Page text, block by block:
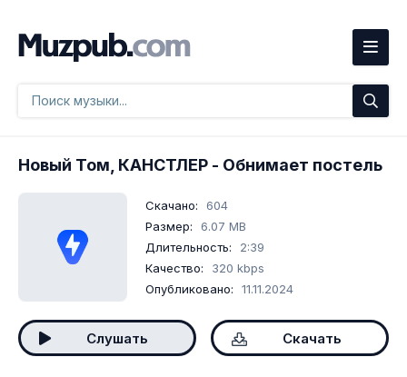
Новый Том, КАНСТЛЕР - Обнимает постель
Скачано:
604
Размер:
6.07 MB
Длительность:
2:39
Качество:
320 kbps
Опубликовано:
11.11.2024
Слушать Скачать